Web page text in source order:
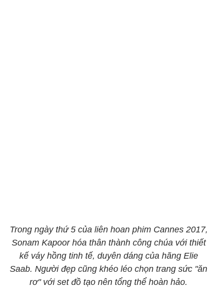
Trong ngày thứ 5 của liên hoan phim Cannes 2017,
Sonam Kapoor hóa thân thành công chúa với thiết
kế váy hồng tinh tế, duyên dáng của hãng Elie
Saab. Người đẹp cũng khéo léo chọn trang sức "ăn
rơ" với set đồ tạo nên tổng thể hoàn hảo.